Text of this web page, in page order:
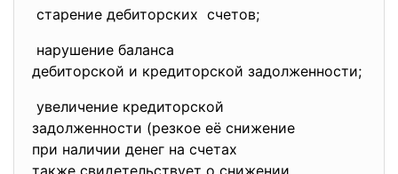
старение дебиторских счетов;
нарушение баланса
дебиторской и кредиторской задолженности;
увеличение кредиторской
задолженности (резкое её снижение
при наличии денег на счетах
также свидетельствует о снижении